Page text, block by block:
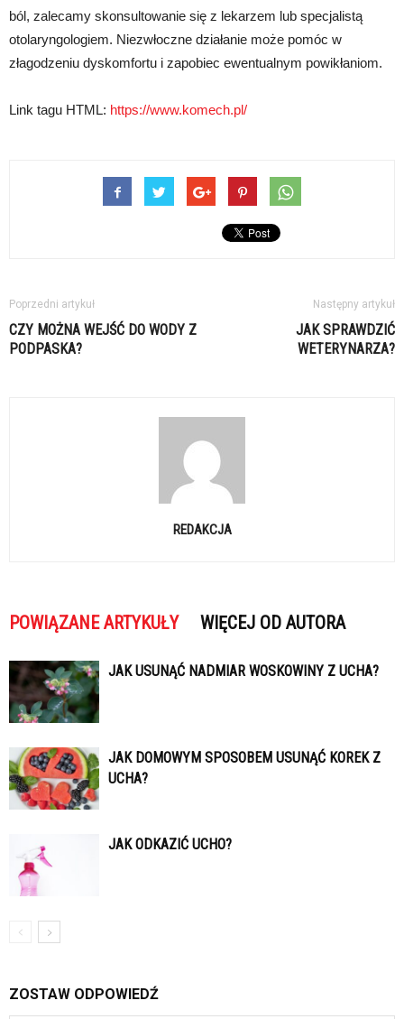
ból, zalecamy skonsultowanie się z lekarzem lub specjalistą
otolaryngologiem. Niezwłoczne działanie może pomóc w
złagodzeniu dyskomfortu i zapobiec ewentualnym powikłaniom.
Link tagu HTML: https://www.komech.pl/
Poprzedni artykuł
CZY MOŻNA WEJŚĆ DO WODY Z
PODPASKA?
Następny artykuł
JAK SPRAWDZIĆ
WETERYNARZA?
REDAKCJA
POWIĄZANE ARTYKUŁY WIĘCEJ OD AUTORA
JAK USUNĄĆ NADMIAR WOSKOWINY Z UCHA?
JAK DOMOWYM SPOSOBEM USUNĄĆ KOREK Z
UCHA?
JAK ODKAZIĆ UCHO?
ZOSTAW ODPOWIEDŹ